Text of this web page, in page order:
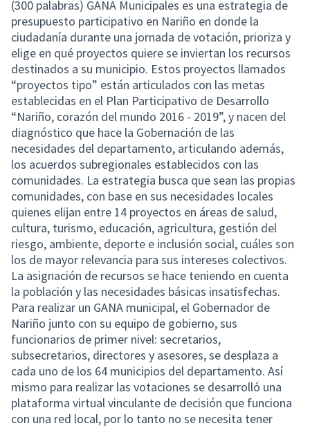
(300 palabras) GANA Municipales es una estrategia de
presupuesto participativo en Nariño en donde la
ciudadanía durante una jornada de votación, prioriza y
elige en qué proyectos quiere se inviertan los recursos
destinados a su municipio. Estos proyectos llamados
“proyectos tipo” están articulados con las metas
establecidas en el Plan Participativo de Desarrollo
“Nariño, corazón del mundo 2016 - 2019”, y nacen del
diagnóstico que hace la Gobernación de las
necesidades del departamento, articulando además,
los acuerdos subregionales establecidos con las
comunidades. La estrategia busca que sean las propias
comunidades, con base en sus necesidades locales
quienes elijan entre 14 proyectos en áreas de salud,
cultura, turismo, educación, agricultura, gestión del
riesgo, ambiente, deporte e inclusión social, cuáles son
los de mayor relevancia para sus intereses colectivos.
La asignación de recursos se hace teniendo en cuenta
la población y las necesidades básicas insatisfechas.
Para realizar un GANA municipal, el Gobernador de
Nariño junto con su equipo de gobierno, sus
funcionarios de primer nivel: secretarios,
subsecretarios, directores y asesores, se desplaza a
cada uno de los 64 municipios del departamento. Así
mismo para realizar las votaciones se desarrolló una
plataforma virtual vinculante de decisión que funciona
con una red local, por lo tanto no se necesita tener